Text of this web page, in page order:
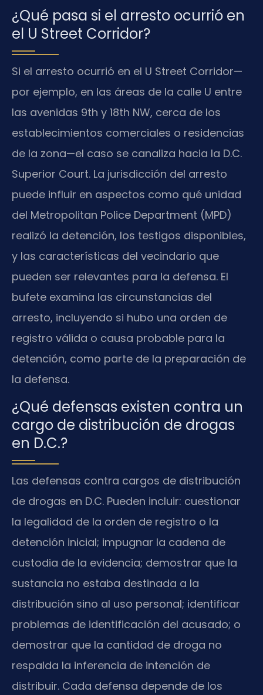
¿Qué pasa si el arresto ocurrió en
el U Street Corridor?
Si el arresto ocurrió en el U Street Corridor—
por ejemplo, en las áreas de la calle U entre
las avenidas 9th y 18th NW, cerca de los
establecimientos comerciales o residencias
de la zona—el caso se canaliza hacia la D.C.
Superior Court. La jurisdicción del arresto
puede influir en aspectos como qué unidad
del Metropolitan Police Department (MPD)
realizó la detención, los testigos disponibles,
y las características del vecindario que
pueden ser relevantes para la defensa. El
bufete examina las circunstancias del
arresto, incluyendo si hubo una orden de
registro válida o causa probable para la
detención, como parte de la preparación de
la defensa.
¿Qué defensas existen contra un
cargo de distribución de drogas
en D.C.?
Las defensas contra cargos de distribución
de drogas en D.C. Pueden incluir: cuestionar
la legalidad de la orden de registro o la
detención inicial; impugnar la cadena de
custodia de la evidencia; demostrar que la
sustancia no estaba destinada a la
distribución sino al uso personal; identificar
problemas de identificación del acusado; o
demostrar que la cantidad de droga no
respalda la inferencia de intención de
distribuir. Cada defensa depende de los